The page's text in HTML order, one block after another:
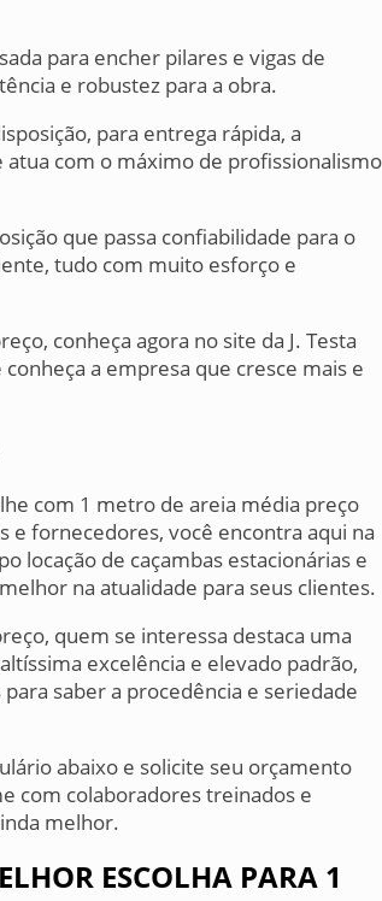
para encher pilares e vigas de
e robustez para a obra.
para entrega rápida, a
com o máximo de profissionalismo
que passa confiabilidade para o
tudo com muito esforço e
conheça agora no site da J. Testa
a empresa que cresce mais e
com 1 metro de areia média preço
e fornecedores, você encontra aqui na
locação de caçambas estacionárias e
na atualidade para seus clientes.
quem se interessa destaca uma
excelência e elevado padrão,
saber a procedência e seriedade
abaixo e solicite seu orçamento
com colaboradores treinados e
melhor.
ESCOLHA PARA 1